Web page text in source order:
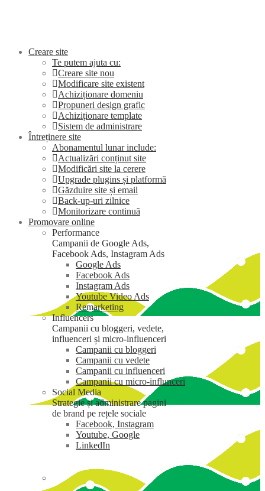
Creare site
Te putem ajuta cu:
Creare site nou
Modificare site existent
Achiziționare domeniu
Propuneri design grafic
Achiziționare template
Sistem de administrare
Întreținere site
Abonamentul lunar include:
Actualizări conținut site
Modificări site la cerere
Upgrade plugins și platformă
Găzduire site și email
Back-up-uri zilnice
Monitorizare continuă
Promovare online
Performance
Campanii de Google Ads,
Facebook Ads, Instagram Ads
Google Ads
Facebook Ads
Instagram Ads
Youtube Video Ads
Remarketing
Influencers
Campanii cu bloggeri, vedete,
influenceri și micro-influenceri
Campanii cu bloggeri
Campanii cu vedete
Campanii cu influenceri
Campanii cu micro-influnceri
Social Media
Strategie și administrare pagini
de brand pe rețele sociale
Facebook, Instagram
Youtube, Google
LinkedIn